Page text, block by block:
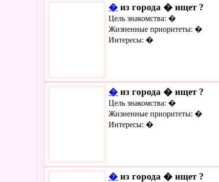
� из города � ищет ?
Цель знакомства: �
Жизненные приоритеты: �
Интересы: �
� из города � ищет ?
Цель знакомства: �
Жизненные приоритеты: �
Интересы: �
� из города � ищет ?